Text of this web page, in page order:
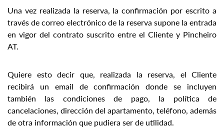
Una vez realizada la reserva, la confirmación por escrito a
través de correo electrónico de la reserva supone la entrada
en vigor del contrato suscrito entre el Cliente y Pincheiro
AT.
Quiere esto decir que, realizada la reserva, el Cliente
recibirá un email de confirmación donde se incluyen
también las condiciones de pago, la política de
cancelaciones, dirección del apartamento, teléfono, además
de otra información que pudiera ser de utilidad.